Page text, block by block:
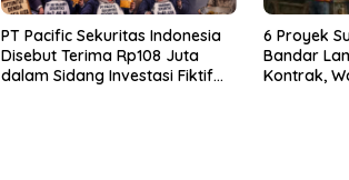
PT Pacific Sekuritas Indonesia
Disebut Terima Rp108 Juta
dalam Sidang Investasi Fiktif
6 Proyek
Bandar
Kontrak,